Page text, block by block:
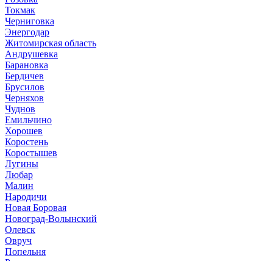
Токмак
Черниговка
Энергодар
Житомирская область
Андрушевка
Барановка
Бердичев
Брусилов
Черняхов
Чуднов
Емильчино
Хорошев
Коростень
Коростышев
Лугины
Любар
Малин
Народичи
Новая Боровая
Новоград-Волынский
Олевск
Овруч
Попельня